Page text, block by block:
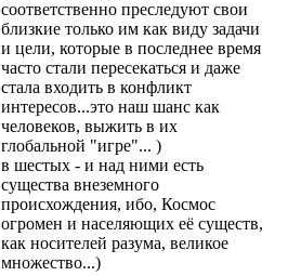
соответственно преследуют свои
близкие только им как виду задачи
и цели, которые в последнее время
часто стали пересекаться и даже
стала входить в конфликт
интересов...это наш шанс как
человеков, выжить в их
глобальной "игре"... )
в шестых - и над ними есть
существа внеземного
происхождения, ибо, Космос
огромен и населяющих её существ,
как носителей разума, великое
множество...)